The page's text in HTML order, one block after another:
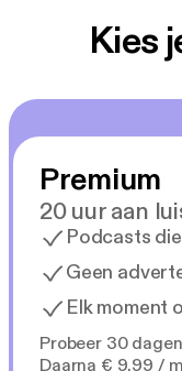
Kies
Premium
20 uur aan
Podcasts
Geen
Elk moment
Probeer 30
Daarna € 9,99 /